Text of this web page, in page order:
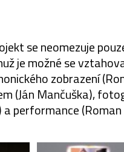
se neomezuje
je možné se
zobrazení
(Ján Mančuška),
a performance